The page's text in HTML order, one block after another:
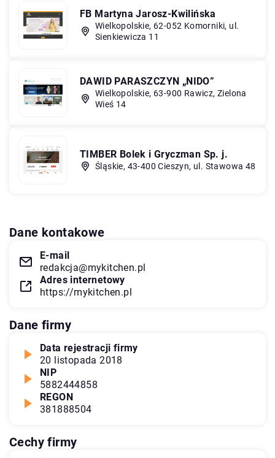
FB Martyna Jarosz-Kwilińska
Wielkopolskie, 62-052 Komorniki, ul.
Sienkiewicza 11
DAWID PARASZCZYN „NIDO”
Wielkopolskie, 63-900 Rawicz, Zielona
Wieś 14
TIMBER Bolek i Gryczman Sp. j.
Śląskie, 43-400 Cieszyn, ul. Stawowa 48
Dane kontakowe
E-mail
redakcja@mykitchen.pl
Adres internetowy
https://mykitchen.pl
Dane firmy
Data rejestracji firmy
20 listopada 2018
NIP
5882444858
REGON
381888504
Cechy firmy